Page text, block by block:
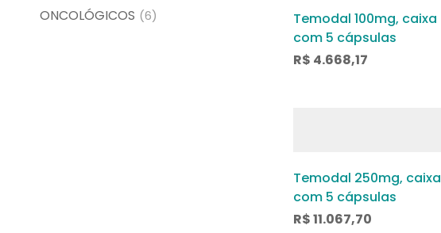
ONCOLÓGICOS (6)
Temodal 100mg, caixa
com 5 cápsulas
R$ 4.668,17
Temodal 250mg, caixa
com 5 cápsulas
R$11.067,70